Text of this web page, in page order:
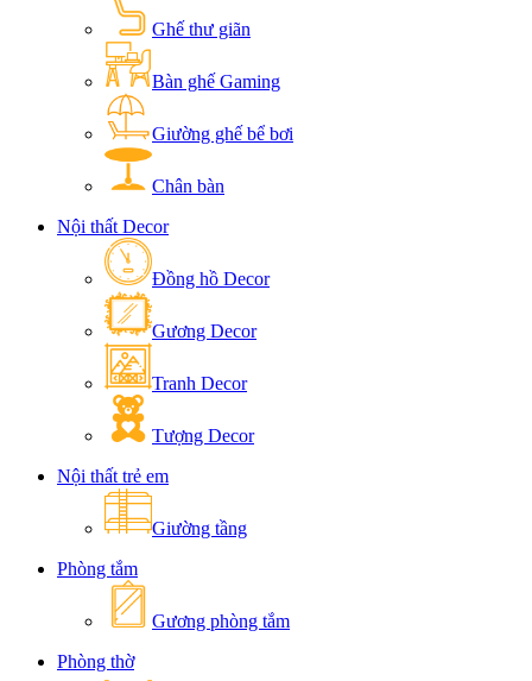
Ghế thư giãn
Bàn ghế Gaming
Giường ghế bể bơi
Chân bàn
Nội thất Decor
Đồng hồ Decor
Gương Decor
Tranh Decor
Tượng Decor
Nội thất trẻ em
Giường tầng
Phòng tắm
Gương phòng tắm
Phòng thờ